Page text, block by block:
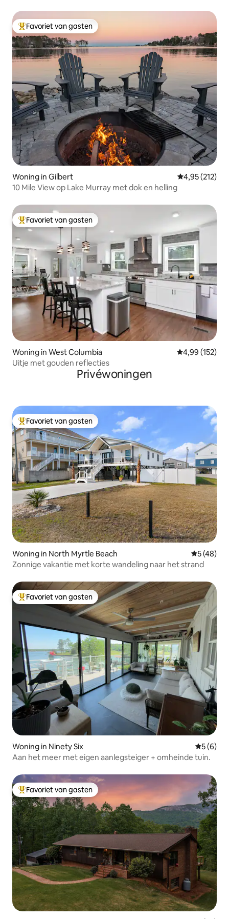
Topfavoriet van gasten
Favoriet van gasten
Woning in Gilbert Gemiddelde
4,95 (212)
10 Mile View op Lake Murray met dok en helling
Topfavoriet van gasten
Favoriet van gasten
Woning in West Columbia Gemiddelde
4,99 (152)
Uitje met gouden reflecties
Privéwoningen
Topfavoriet van gasten
Favoriet van gasten
Woning in North Myrtle Beach
5 (48)
Zonnige vakantie met korte wandeling naar het strand
Topfavoriet van gasten
Favoriet van gasten
Woning in Ninety Six
5 (6)
Aan het meer met eigen aanlegsteiger + omheinde tuin.
Topfavoriet van gasten
Favoriet van gasten